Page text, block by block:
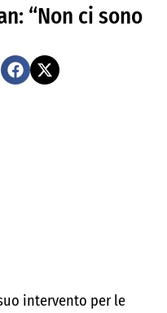
“Non ci sono
intervento per le